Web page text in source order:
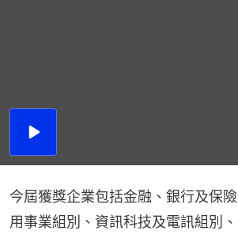
播
今屆獲獎企業包括金融、銀行及保
用事業組別、資訊科技及電訊組別